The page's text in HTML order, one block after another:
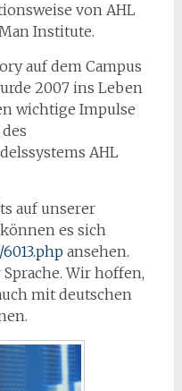
von AHL
Institute.
auf dem Campus
2007 ins Leben
wichtige Impulse
AHL
auf unserer
es sich
ansehen.
Wir hoffen,
mit deutschen